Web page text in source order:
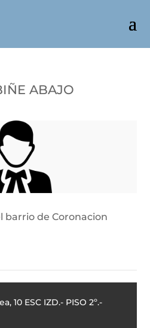
ABAJO
barrio de Coronacion
10 ESC IZD.- PISO 2º.-